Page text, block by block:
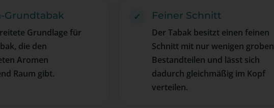
Grundtabak
Grundlage für
die den
Aromen
Raum gibt.
Feiner Schnitt
Der Tabak besitzt einen feinen
Schnitt mit nur wenigen groben
Bestandteilen und lässt sich
dadurch gleichmäßig im Kopf
verteilen.